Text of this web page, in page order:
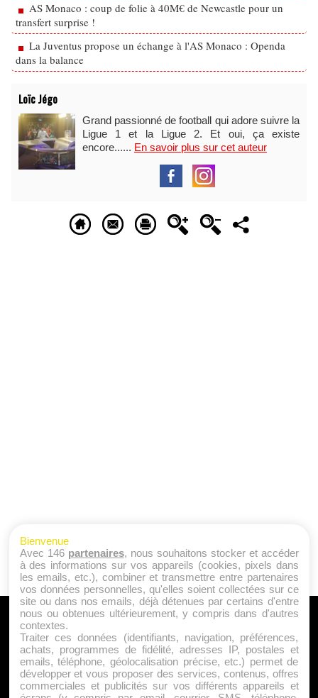
AS Monaco : coup de folie à 40M€ de Newcastle pour un
transfert surprise !
La Juventus propose un échange à l'AS Monaco : Openda
dans la balance
Loïc Jégo
Grand passionné de football qui adore suivre la
Ligue 1 et la Ligue 2. Et oui, ça existe
encore...... En savoir plus sur cet auteur
A PROPOS
Qui sommes nous ?
Mentions Légales
Publicité
Bienvenue
Avec 146 partenaires, nous souhaitons stocker et accéder
à des informations sur vos appareils (cookies, pixels dans
les emails, etc.), combiner et transmettre entre partenaires
vos données personnelles, qu'elles soient collectées sur ce
site ou dans nos emails, déjà détenues par certains d'entre
nous ou obtenues ultérieurement, y compris dans d'autres
contextes.
Traiter ces données (identifiants, navigation, préférences,
achats, programmes de fidélité, adresses IP, postales et
emails, téléphone, géolocalisation précise, etc.) permet de
développer et vous proposer des services, contenus, offres
commerciales et publicités sur vos différents appareils et